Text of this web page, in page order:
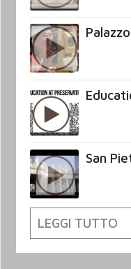
San
LEGGI TUTTO